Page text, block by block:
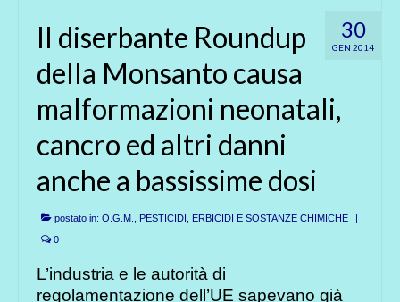
30
GEN 2014
Il diserbante Roundup
della Monsanto causa
malformazioni neonatali,
cancro ed altri danni
anche a bassissime dosi
postato in: O.G.M. PESTICIDI, ERBICIDI E SOSTANZE CHIMICHE
|
0
L’industria e le autorità di
regolamentazione dell’UE sapevano già